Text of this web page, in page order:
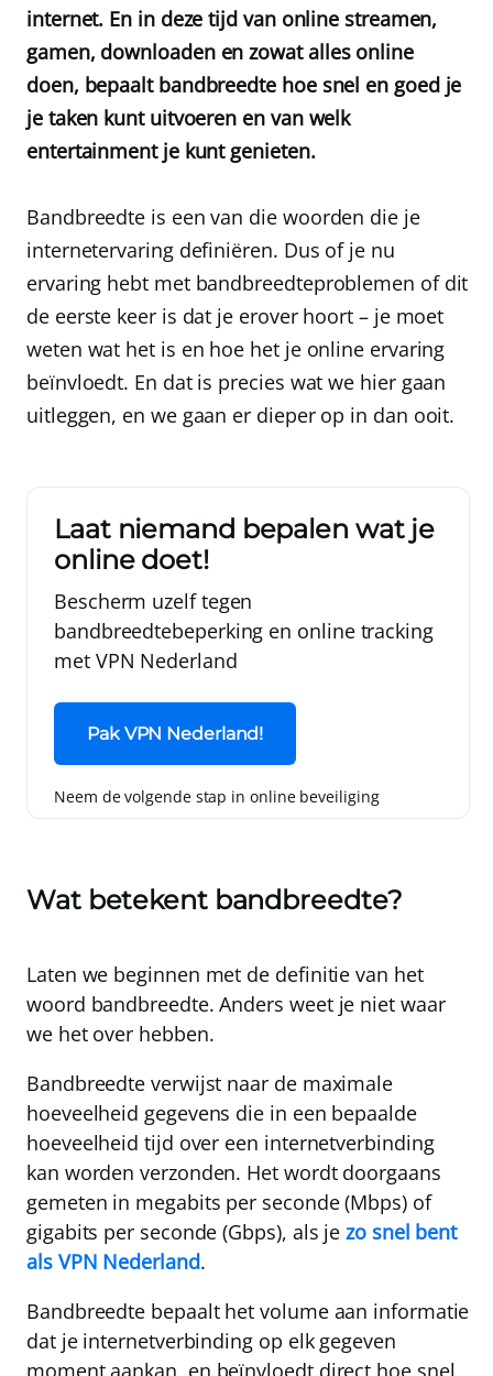
internet. En in deze tijd van online streamen,
gamen, downloaden en zowat alles online
doen, bepaalt bandbreedte hoe snel en goed je
je taken kunt uitvoeren en van welk
entertainment je kunt genieten.
Bandbreedte is een van die woorden die je
internetervaring definiëren. Dus of je nu
ervaring hebt met bandbreedteproblemen of dit
de eerste keer is dat je erover hoort – je moet
weten wat het is en hoe het je online ervaring
beïnvloedt. En dat is precies wat we hier gaan
uitleggen, en we gaan er dieper op in dan ooit.
Laat niemand bepalen wat je
online doet!
Bescherm uzelf tegen
bandbreedtebeperking en online tracking
met VPN Nederland
Pak VPN Nederland!
Neem de volgende stap in online beveiliging
Wat betekent bandbreedte?
Laten we beginnen met de definitie van het
woord bandbreedte. Anders weet je niet waar
we het over hebben.
Bandbreedte verwijst naar de maximale
hoeveelheid gegevens die in een bepaalde
hoeveelheid tijd over een internetverbinding
kan worden verzonden. Het wordt doorgaans
gemeten in megabits per seconde (Mbps) of
gigabits per seconde (Gbps), als jezo snel bent
als VPN Nederland.
Bandbreedte bepaalt het volume aan informatie
dat je internetverbinding op elk gegeven
moment aankan, en beïnvloedt direct hoe snel